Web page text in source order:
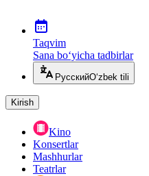
Taqvim
Sana bo‘yicha tadbirlar
РусскийO‘zbek tili
Kirish
Kino
Konsertlar
Mashhurlar
Teatrlar